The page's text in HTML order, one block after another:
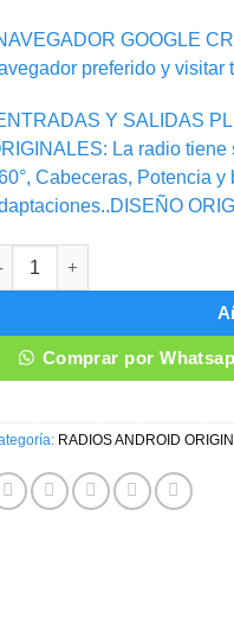
GOOGLE
preferido y visitar
Y SALIDAS
La radio
Cabeceras, Potencia
ANDROID HYUNDAI
Comprar por
RADIOS ANDROID